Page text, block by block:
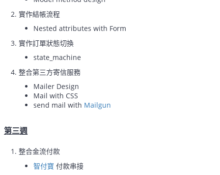
實作結帳流程
Nested attributes with Form
實作訂單狀態切換
state_machine
整合第三方寄信服務
Mailer Design
Mail with CSS
send mail with Mailgun
第三週
整合金流付款
智付寶 付款串接